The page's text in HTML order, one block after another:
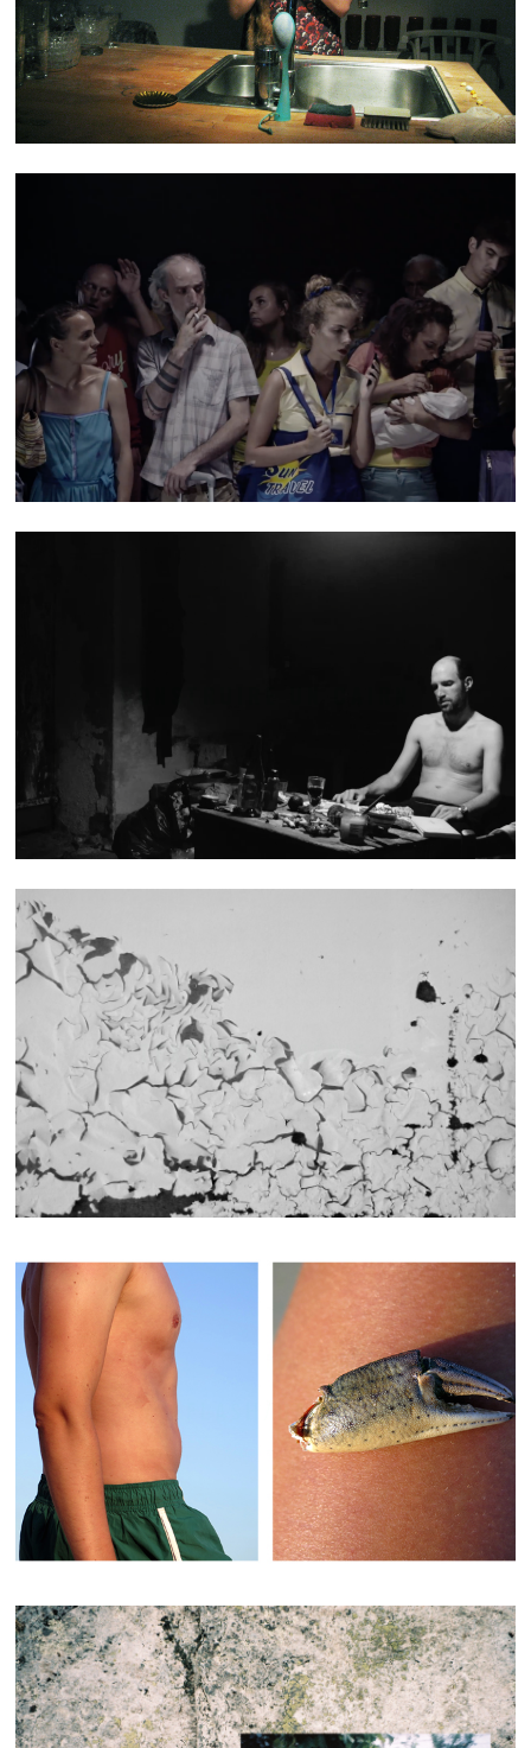
TEASER NO ONE
CONSTRUIRE UN CAIRN
TEXTURES - SÉRIE 1
FLASH/BACK